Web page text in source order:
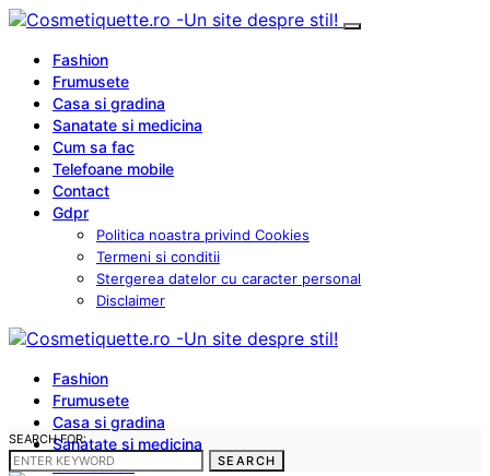
Fashion
Frumusete
Casa si gradina
Sanatate si medicina
Cum sa fac
Telefoane mobile
Contact
Gdpr
Politica noastra privind Cookies
Termeni si conditii
Stergerea datelor cu caracter personal
Disclaimer
Fashion
Frumusete
Casa si gradina
Sanatate si medicina
Cum sa fac
SEARCH FOR:
SEARCH